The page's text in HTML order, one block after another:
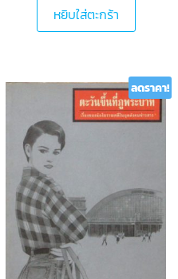
หยิบใส่ตะกร้า
ลดราคา!